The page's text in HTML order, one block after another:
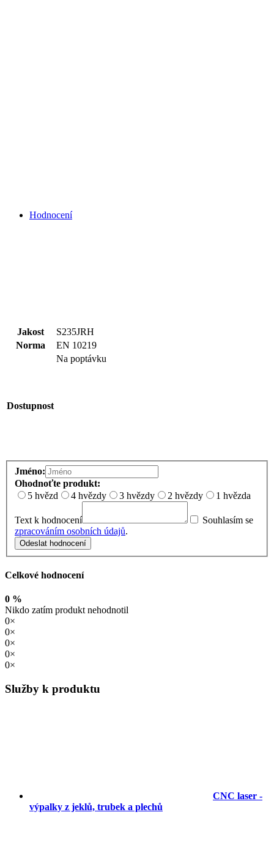
Hodnocení
Jakost
S235JRH
Norma
EN 10219
Dostupnost
Na poptávku
Jméno:
Ohodnoťte produkt:
5 hvězd
4 hvězdy 3 hvězdy 2 hvězdy 1 hvězda
Text k hodnocení
Souhlasím se
zpracováním osobních údajů.
Odeslat hodnocení
Celkové hodnocení
0 %
Nikdo zatím produkt nehodnotil
0×
0×
0×
0×
0×
Služby k produktu
CNC laser -
výpalky z jeklů, trubek a plechů